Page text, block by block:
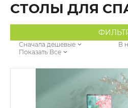
СТОЛЫ ДЛЯ
Сначала дешевые
В
Показать Все